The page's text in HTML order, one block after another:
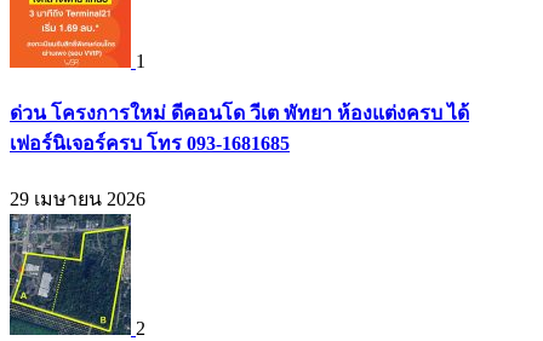
1
ด่วน โครงการใหม่ ดีคอนโด วีเต พัทยา ห้องแต่งครบ ได้
เฟอร์นิเจอร์ครบ โทร 093-1681685
29 เมษายน 2026
2